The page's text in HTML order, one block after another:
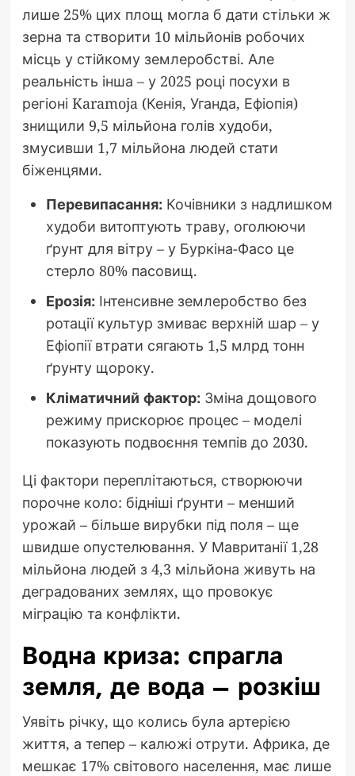
лише 25% цих площ могла б дати стільки ж
зерна та створити 10 мільйонів робочих
місць у стійкому землеробстві. Але
реальність інша – у 2025 році посухи в
регіоні Karamoja (Кенія, Уганда, Ефіопія)
знищили 9,5 мільйона голів худоби,
змусивши 1,7 мільйона людей стати
біженцями.
Перевипасання:Кочівники з надлишком
худоби витоптують траву, оголюючи
ґрунт для вітру – у Буркіна-Фасо це
стерло 80% пасовищ.
Ерозія:Інтенсивне землеробство без
ротації культур змиває верхній шар – у
Ефіопії втрати сягають 1,5 млрд тонн
ґрунту щороку.
Кліматичний фактор:Зміна дощового
режиму прискорює процес – моделі
показують подвоєння темпів до 2030.
Ці фактори переплітаються, створюючи
порочне коло: бідніші ґрунти – менший
урожай – більше вирубки під поля – ще
швидше опустелювання. У Мавританії 1,28
мільйона людей з 4,3 мільйона живуть на
деградованих землях, що провокує
міграцію та конфлікти.
Водна криза: спрагла
земля, де вода – розкіш
Уявіть річку, що колись була артерією
життя, а тепер – калюжі отрути. Африка, де
мешкає 17% світового населення, має лише